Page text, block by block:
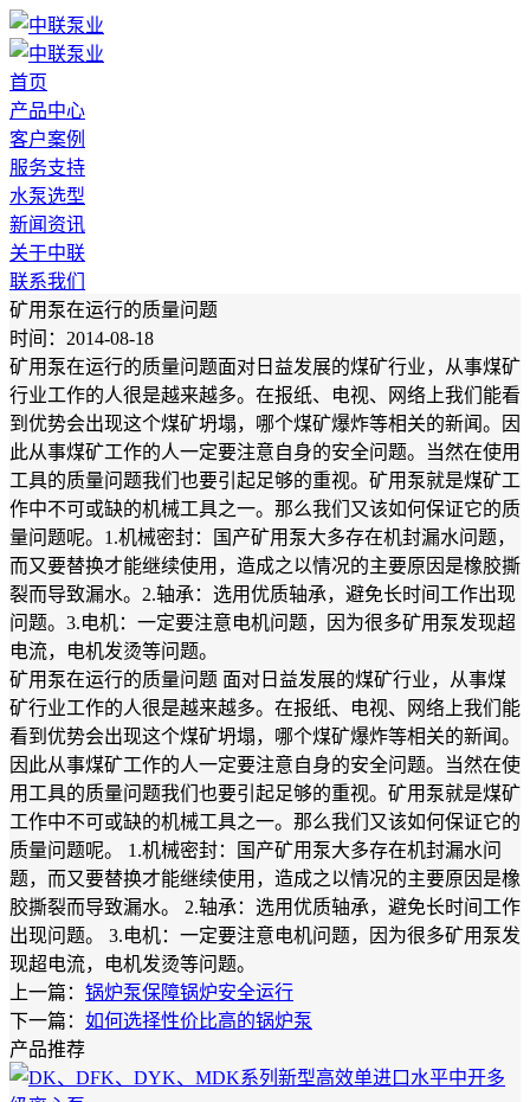
首页
产品中心
客户案例
服务支持
水泵选型
新闻资讯
关于中联
联系我们
矿用泵在运行的质量问题
时间：2014-08-18
矿用泵在运行的质量问题面对日益发展的煤矿行业，从事煤矿
行业工作的人很是越来越多。在报纸、电视、网络上我们能看
到优势会出现这个煤矿坍塌，哪个煤矿爆炸等相关的新闻。因
此从事煤矿工作的人一定要注意自身的安全问题。当然在使用
工具的质量问题我们也要引起足够的重视。矿用泵就是煤矿工
作中不可或缺的机械工具之一。那么我们又该如何保证它的质
量问题呢。1.机械密封：国产矿用泵大多存在机封漏水问题，
而又要替换才能继续使用，造成之以情况的主要原因是橡胶撕
裂而导致漏水。2.轴承：选用优质轴承，避免长时间工作出现
问题。3.电机：一定要注意电机问题，因为很多矿用泵发现超
电流，电机发烫等问题。
矿用泵在运行的质量问题 面对日益发展的煤矿行业，从事煤
矿行业工作的人很是越来越多。在报纸、电视、网络上我们能
看到优势会出现这个煤矿坍塌，哪个煤矿爆炸等相关的新闻。
因此从事煤矿工作的人一定要注意自身的安全问题。当然在使
用工具的质量问题我们也要引起足够的重视。矿用泵就是煤矿
工作中不可或缺的机械工具之一。那么我们又该如何保证它的
质量问题呢。 1.机械密封：国产矿用泵大多存在机封漏水问
题，而又要替换才能继续使用，造成之以情况的主要原因是橡
胶撕裂而导致漏水。 2.轴承：选用优质轴承，避免长时间工作
出现问题。 3.电机：一定要注意电机问题，因为很多矿用泵发
现超电流，电机发烫等问题。
上一篇： 锅炉泵保障锅炉安全运行
下一篇： 如何选择性价比高的锅炉泵
产品推荐